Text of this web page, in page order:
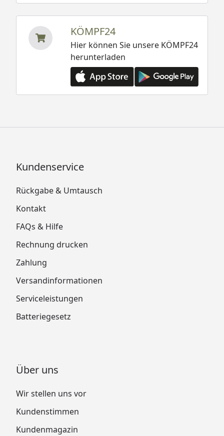
KÖMPF24
Hier können Sie unsere KÖMPF24
herunterladen
Kundenservice
Rückgabe & Umtausch
Kontakt
FAQs & Hilfe
Rechnung drucken
Zahlung
Versandinformationen
Serviceleistungen
Batteriegesetz
Über uns
Wir stellen uns vor
Kundenstimmen
Kundenmagazin